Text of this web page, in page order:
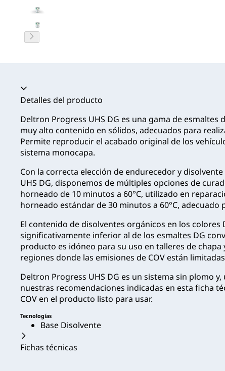
Acordeón colapsado
Detalles del producto
Deltron Progress UHS DG es una gama de esmaltes
muy alto contenido en sólidos, adecuados para
Permite reproducir el acabado original de los
sistema monocapa.
Con la correcta elección de endurecedor y
UHS DG, disponemos de múltiples opciones de
horneado de 10 minutos a 60°C, utilizado en
horneado estándar de 30 minutos a 60°C,
El contenido de disolventes orgánicos en los colores
significativamente inferior al de los esmaltes DG
producto es idóneo para su uso en talleres de
regiones donde las emisiones de COV están
Deltron Progress UHS DG es un sistema sin plomo
nuestras recomendaciones indicadas en esta ficha
COV en el producto listo para usar.
Tecnologías
Base Disolvente
Fichas técnicas